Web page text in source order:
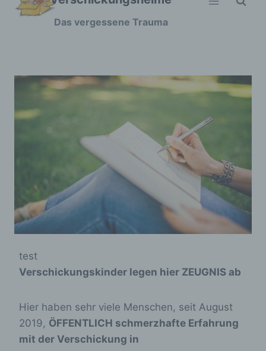
Zum
Das vergessene Trauma
test
Verschickungskinder legen hier ZEUGNIS ab
Hier haben sehr viele Menschen, seit August
2019, ÖFFENTLICH schmerzhafte Erfahrung
mit der Verschickung in